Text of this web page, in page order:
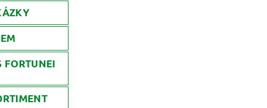
FORTUNEI